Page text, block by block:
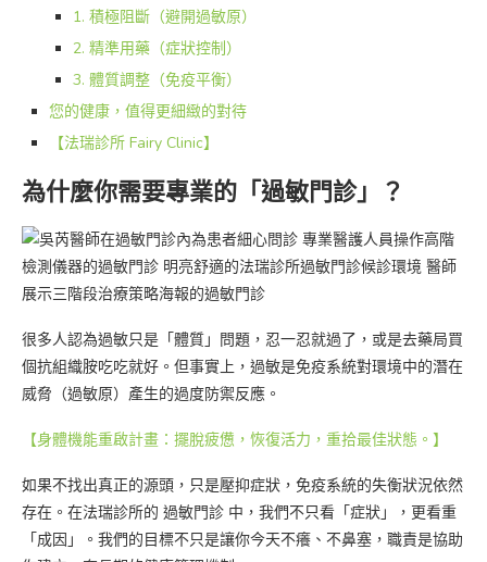
1. 積極阻斷（避開過敏原）
2. 精準用藥（症狀控制）
3. 體質調整（免疫平衡）
您的健康，值得更細緻的對待
【法瑞診所 Fairy Clinic】
為什麼你需要專業的「過敏門診」？
很多人認為過敏只是「體質」問題，忍一忍就過了，或是去藥局買
個抗組織胺吃吃就好。但事實上，過敏是免疫系統對環境中的潛在
威脅（過敏原）產生的過度防禦反應。
【身體機能重啟計畫：擺脫疲憊，恢復活力，重拾最佳狀態。】
如果不找出真正的源頭，只是壓抑症狀，免疫系統的失衡狀況依然
存在。在法瑞診所的 過敏門診 中，我們不只看「症狀」，更看重
「成因」。我們的目標不只是讓你今天不癢、不鼻塞，職責是協助